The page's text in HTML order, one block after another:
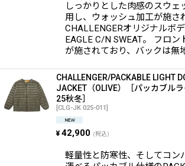
しっかりとした肉感のスウェ
用し、ウォッシュ加工が施さ
CHALLENGERオリジナルボ
EAGLE C/N SWEAT。 フロン
が施されており、バックは無
CHALLENGER/PACKABLE LIGHT
JACKET（OLIVE）［パッカブル
25秋冬］
[CLG-JK 025-011]
¥ 42,900 (税込)
軽量性と防寒性、そしてコン